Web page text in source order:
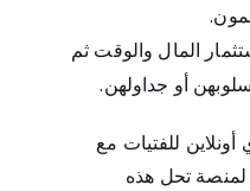
المال والوقت ثم
أو جداولهن.
للفتيات مع
تحل هذه